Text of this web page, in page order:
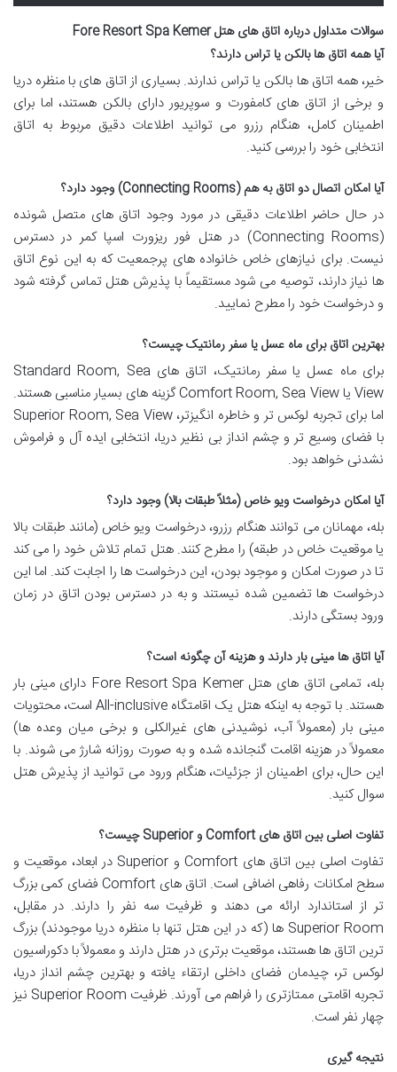
سوالات متداول درباره اتاق های هتل Fore Resort Spa Kemer
آیا همه اتاق ها بالکن یا تراس دارند؟
خیر، همه اتاق ها بالکن یا تراس ندارند. بسیاری از اتاق های با منظره دریا
و برخی از اتاق های کامفورت و سوپریور دارای بالکن هستند، اما برای
اطمینان کامل، هنگام رزرو می توانید اطلاعات دقیق مربوط به اتاق
انتخابی خود را بررسی کنید.
آیا امکان اتصال دو اتاق به هم (Connecting Rooms) وجود دارد؟
در حال حاضر اطلاعات دقیقی در مورد وجود اتاق های متصل شونده
(Connecting Rooms) در هتل فور ریزورت اسپا کمر در دسترس
نیست. برای نیازهای خاص خانواده های پرجمعیت که به این نوع اتاق
ها نیاز دارند، توصیه می شود مستقیماً با پذیرش هتل تماس گرفته شود
و درخواست خود را مطرح نمایید.
بهترین اتاق برای ماه عسل یا سفر رمانتیک چیست؟
برای ماه عسل یا سفر رمانتیک، اتاق های Standard Room, Sea
View یا Comfort Room, Sea View گزینه های بسیار مناسبی هستند.
اما برای تجربه لوکس تر و خاطره انگیزتر، Superior Room, Sea View
با فضای وسیع تر و چشم انداز بی نظیر دریا، انتخابی ایده آل و فراموش
نشدنی خواهد بود.
آیا امکان درخواست ویو خاص (مثلاً طبقات بالا) وجود دارد؟
بله، مهمانان می توانند هنگام رزرو، درخواست ویو خاص (مانند طبقات بالا
یا موقعیت خاص در طبقه) را مطرح کنند. هتل تمام تلاش خود را می کند
تا در صورت امکان و موجود بودن، این درخواست ها را اجابت کند. اما این
درخواست ها تضمین شده نیستند و به در دسترس بودن اتاق در زمان
ورود بستگی دارند.
آیا اتاق ها مینی بار دارند و هزینه آن چگونه است؟
بله، تمامی اتاق های هتل Fore Resort Spa Kemer دارای مینی بار
هستند. با توجه به اینکه هتل یک اقامتگاه All-inclusive است، محتویات
مینی بار (معمولاً آب، نوشیدنی های غیرالکلی و برخی میان وعده ها)
معمولاً در هزینه اقامت گنجانده شده و به صورت روزانه شارژ می شوند. با
این حال، برای اطمینان از جزئیات، هنگام ورود می توانید از پذیرش هتل
سوال کنید.
تفاوت اصلی بین اتاق های Comfort و Superior چیست؟
تفاوت اصلی بین اتاق های Comfort و Superior در ابعاد، موقعیت و
سطح امکانات رفاهی اضافی است. اتاق های Comfort فضای کمی بزرگ
تر از استاندارد ارائه می دهند و ظرفیت سه نفر را دارند. در مقابل،
Superior Room ها (که در این هتل تنها با منظره دریا موجودند) بزرگ
ترین اتاق ها هستند، موقعیت برتری در هتل دارند و معمولاً با دکوراسیون
لوکس تر، چیدمان فضای داخلی ارتقاء یافته و بهترین چشم انداز دریا،
تجربه اقامتی ممتازتری را فراهم می آورند. ظرفیت Superior Room نیز
چهار نفر است.
نتیجه گیری